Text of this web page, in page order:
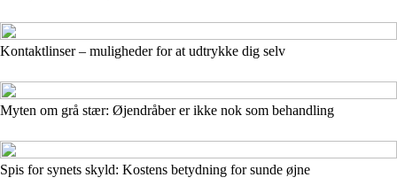
Kontaktlinser – muligheder for at udtrykke dig selv
Myten om grå stær: Øjendråber er ikke nok som behandling
Spis for synets skyld: Kostens betydning for sunde øjne